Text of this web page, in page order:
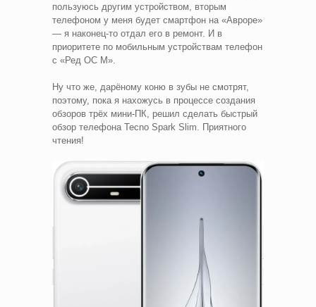
пользуюсь другим устройством, вторым
телефоном у меня будет смартфон на «Авроре»
— я наконец-то отдал его в ремонт. И в
приоритете по мобильным устройствам телефон
с «Ред ОС М».
Ну что же, дарёному коню в зубы не смотрят,
поэтому, пока я нахожусь в процессе создания
обзоров трёх мини-ПК, решил сделать быстрый
обзор телефона Tecno Spark Slim. Приятного
чтения!